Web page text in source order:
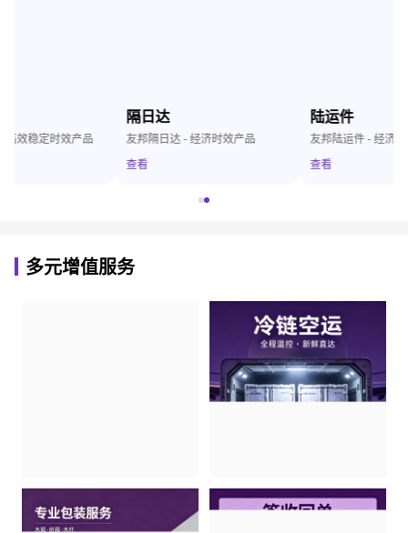
友邦隔日达 - 经济时效产品
友邦陆运件 - 经济实惠陆运服务
多元增值服务